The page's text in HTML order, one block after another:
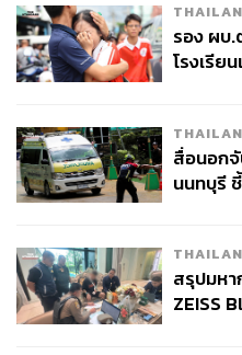
รอง ผบ
โรงเรีย
สื่อนอกจั
นนทบุรี
สรุปมห
ZEISS